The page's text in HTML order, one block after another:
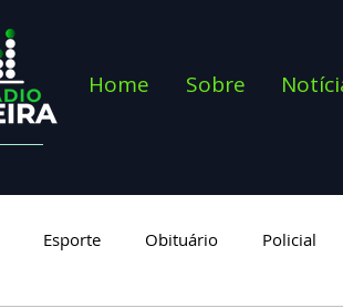
Home Sobre
Esporte Obituário Policial